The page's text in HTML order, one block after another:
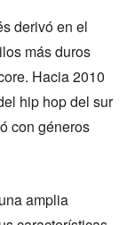
derivó en el
más duros
Hacia 2010
hip hop del sur
con géneros
amplia